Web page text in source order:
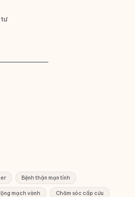
tư
Bệnh thận mạn tính
mạch vành Chăm sóc cấp cứu